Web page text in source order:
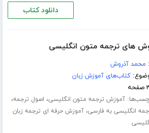
دانلود کتاب
های ترجمه متون انگلیسی
محمد آذروش
کتاب‌های آموزش زبان
آموزش ترجمه متون انگلیسی، اصول ترجمه،
انگلیسی به فارسی،آموزش حرفه ای ترجمه زبان